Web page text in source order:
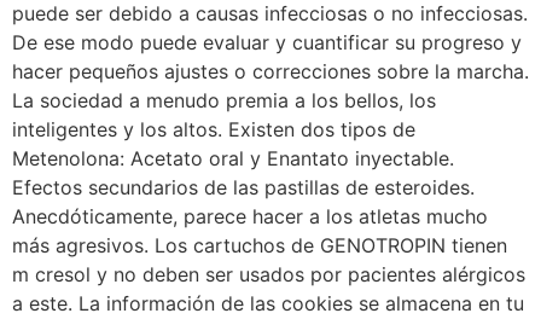
puede ser debido a causas infecciosas o no infecciosas.
De ese modo puede evaluar y cuantificar su progreso y
hacer pequeños ajustes o correcciones sobre la marcha.
La sociedad a menudo premia a los bellos, los
inteligentes y los altos. Existen dos tipos de
Metenolona: Acetato oral y Enantato inyectable.
Efectos secundarios de las pastillas de esteroides.
Anecdóticamente, parece hacer a los atletas mucho
más agresivos. Los cartuchos de GENOTROPIN tienen
m cresol y no deben ser usados por pacientes alérgicos
a este. La información de las cookies se almacena en tu